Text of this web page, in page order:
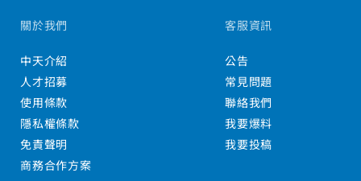
關於我們
中天介紹
人才招募
使用條款
隱私權條款
免責聲明
商務合作方案
客服資訊
公告
常見問題
聯絡我們
我要爆料
我要投稿